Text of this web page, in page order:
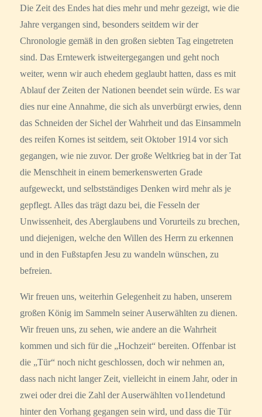
Die Zeit des Endes hat dies mehr und mehr gezeigt, wie die
Jahre vergangen sind, besonders seitdem wir der
Chronologie gemäß in den großen siebten Tag eingetreten
sind. Das Erntewerk istweitergegangen und geht noch
weiter, wenn wir auch ehedem geglaubt hatten, dass es mit
Ablauf der Zeiten der Nationen beendet sein würde. Es war
dies nur eine Annahme, die sich als unverbürgt erwies, denn
das Schneiden der Sichel der Wahrheit und das Einsammeln
des reifen Kornes ist seitdem, seit Oktober 1914 vor sich
gegangen, wie nie zuvor. Der große Weltkrieg bat in der Tat
die Menschheit in einem bemerkenswerten Grade
aufgeweckt, und selbstständiges Denken wird mehr als je
gepflegt. Alles das trägt dazu bei, die Fesseln der
Unwissenheit, des Aberglaubens und Vorurteils zu brechen,
und diejenigen, welche den Willen des Herrn zu erkennen
und in den Fußstapfen Jesu zu wandeln wünschen, zu
befreien.
Wir freuen uns, weiterhin Gelegenheit zu haben, unserem
großen König im Sammeln seiner Auserwählten zu dienen.
Wir freuen uns, zu sehen, wie andere an die Wahrheit
kommen und sich für die „Hochzeit“ bereiten. Offenbar ist
die „Tür“ noch nicht geschlossen, doch wir nehmen an,
dass nach nicht langer Zeit, vielleicht in einem Jahr, oder in
zwei oder drei die Zahl der Auserwählten vo1lendetund
hinter den Vorhang gegangen sein wird, und dass die Tür